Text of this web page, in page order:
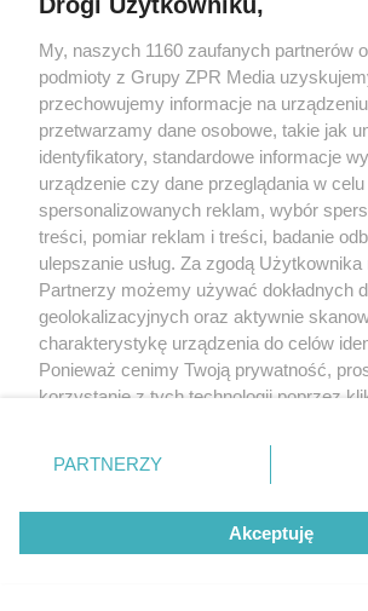
POPULARNE
najczęściej
Lekarze wskazują
Naukowcy wskazali
związaną ze
REDAKTOR
My, naszych 1160 zaufanych partnerów
podmioty z Grupy ZPR Media
przechowujemy informacje na
przetwarzamy dane osobowe, takie jak
identyfikatory, standardowe informacje
urządzenie czy dane przeglądania w
spersonalizowanych reklam, wybór
treści, pomiar reklam i treści, badanie
ulepszanie usług. Za zgodą
Partnerzy możemy używać dokładnych
geolokalizacyjnych oraz aktywnie
charakterystykę urządzenia do celów
Ponieważ cenimy Twoją prywatność,
korzystanie z tych technologii poprzez
zmienić/wycofać klikając przycisk
znajdujący się w lewym dolnym rogu
rodzaje przetwarzania danych nie
użytkownika, ale masz prawo sprzeciwić
przetwarzaniu. Preferencje będą miały
PARTNERZY
Akceptuję